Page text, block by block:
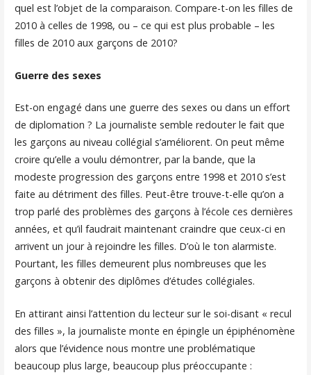
quel est l’objet de la comparaison. Compare-t-on les filles de
2010 à celles de 1998, ou – ce qui est plus probable – les
filles de 2010 aux garçons de 2010?
Guerre des sexes
Est-on engagé dans une guerre des sexes ou dans un effort
de diplomation ? La journaliste semble redouter le fait que
les garçons au niveau collégial s’améliorent. On peut même
croire qu’elle a voulu démontrer, par la bande, que la
modeste progression des garçons entre 1998 et 2010 s’est
faite au détriment des filles. Peut-être trouve-t-elle qu’on a
trop parlé des problèmes des garçons à l’école ces dernières
années, et qu’il faudrait maintenant craindre que ceux-ci en
arrivent un jour à rejoindre les filles. D’où le ton alarmiste.
Pourtant, les filles demeurent plus nombreuses que les
garçons à obtenir des diplômes d’études collégiales.
En attirant ainsi l’attention du lecteur sur le soi-disant « recul
des filles », la journaliste monte en épingle un épiphénomène
alors que l’évidence nous montre une problématique
beaucoup plus large, beaucoup plus préoccupante :